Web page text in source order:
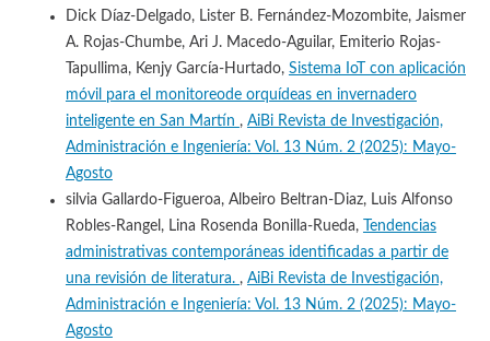
Dick Díaz-Delgado, Lister B. Fernández-Mozombite, Jaismer
A. Rojas-Chumbe, Ari J. Macedo-Aguilar, Emiterio Rojas-
Tapullima, Kenjy García-Hurtado, Sistema IoT con aplicación
móvil para el monitoreode orquídeas en invernadero
inteligente en San Martín , AiBi Revista de Investigación,
Administración e Ingeniería: Vol. 13 Núm. 2 (2025): Mayo-
Agosto
silvia Gallardo-Figueroa, Albeiro Beltran-Diaz, Luis Alfonso
Robles-Rangel, Lina Rosenda Bonilla-Rueda,
Tendencias
administrativas contemporáneas identificadas a partir de
una revisión de literatura. , AiBi Revista de Investigación,
Administración e Ingeniería: Vol. 13 Núm. 2 (2025): Mayo-
Agosto